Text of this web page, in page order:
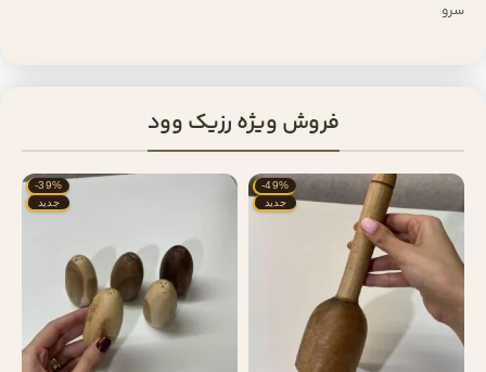
سرو
فروش ویژه رزیک وود
-49%
جدید
-39%
جدید